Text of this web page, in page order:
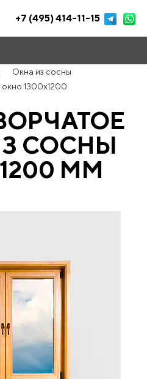
+7 (495) 414-11-15
Окна из сосны
1300x1200
СОСНЫ
ММ